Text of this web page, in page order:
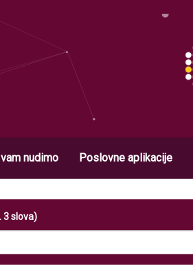
nudimo Poslovne aplikacije
3 slova)